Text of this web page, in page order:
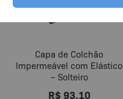
Capa de Colchão
Impermeável com Elástico
– Solteiro
R$93,10